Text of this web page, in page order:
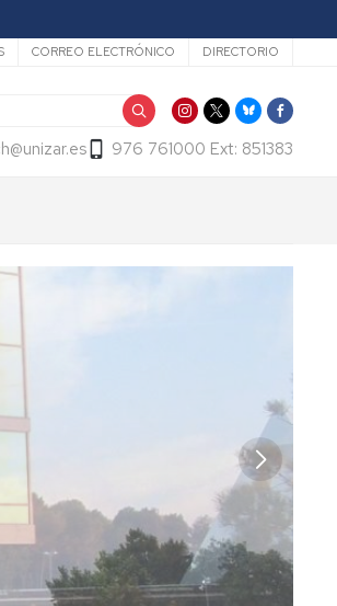
CORREO ELECTRÓNICO DIRECTORIO
976 761000 Ext: 851383